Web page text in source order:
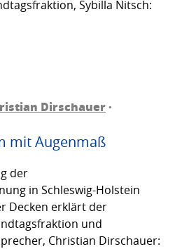
Sybilla Nitsch:
Dirschauer·
mit Augenmaß
der
in Schleswig-Holstein
Decken erklärt der
und
Christian Dirschauer: